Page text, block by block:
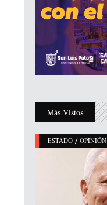
Más Vistos
ESTADO / OPINIÓN